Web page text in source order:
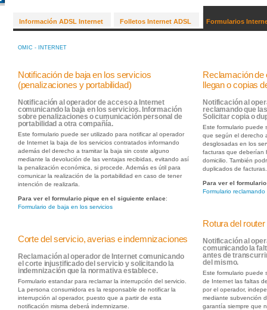
Información ADSL Internet Folletos Internet ADSL Formularios
OMIC - INTERNET
Notificación de baja en los servicios
(penalizaciones y portabilidad)
Notificación al operador de acceso a Internet
comunicando la baja en los servicios. Información
sobre penalizaciones o cumunicación personal de
portabilidad a otra compañía.
Este formulario puede ser utilizado para notificar al operador
de Internet la baja de los servicios contratados informando
además del derecho a tramitar la baja sin coste alguno
mediante la devolución de las ventajas recibidas, evitando así
la penalización económica, si procede. Además es útil para
comunicar la realización de la portabilidad en caso de tener
intención de realizarla.
Para ver el formulario pique en el siguiente enlace:
Formulario de baja en los servicios
Corte del servicio, averias e indemnizaciones
Reclamación al operador de Internet comunicando
el corte injustificado del servicio y solicitando la
indemnización que la normativa establece.
Formulario estandar para reclamar la interrupción del servicio.
La persona consumidora es la responsable de notificar la
interrupción al operador, puesto que a partir de esta
notificación misma deberá indemnizarse.
Reclamación de
llegan o copias
Notificación al
reclamando que
Solicitar copia o
Este formulario puede
que según el derecho
desglosadas en los
facturas que deberían
domicilio. También
duplicados de facturas.
Para ver el
Formulario
Rotura del
Notificación al
comunicando la
antes de
del mismo.
Este formulario puede
de Internet las faltas
por el operador,
mediante subvención
garantía siempre que